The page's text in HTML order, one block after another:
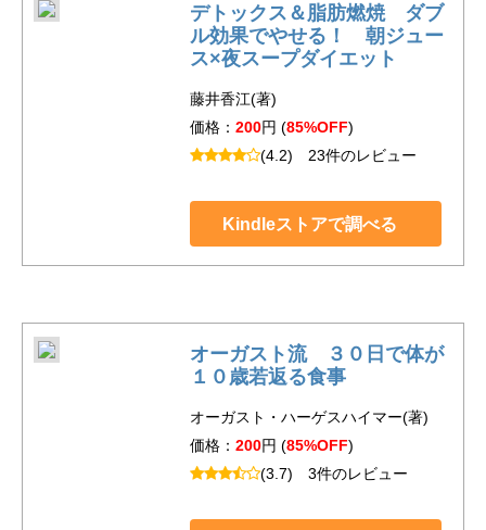
デトックス＆脂肪燃焼 ダブ
ル効果でやせる！ 朝ジュー
ス×夜スープダイエット
藤井香江(著)
価格： 200円 (85%OFF)
(4.2) 23件のレビュー
Kindleストアで調べる
オーガスト流 ３０日で体が
１０歳若返る食事
オーガスト・ハーゲスハイマー(著)
価格： 200円 (85%OFF)
(3.7) 3件のレビュー